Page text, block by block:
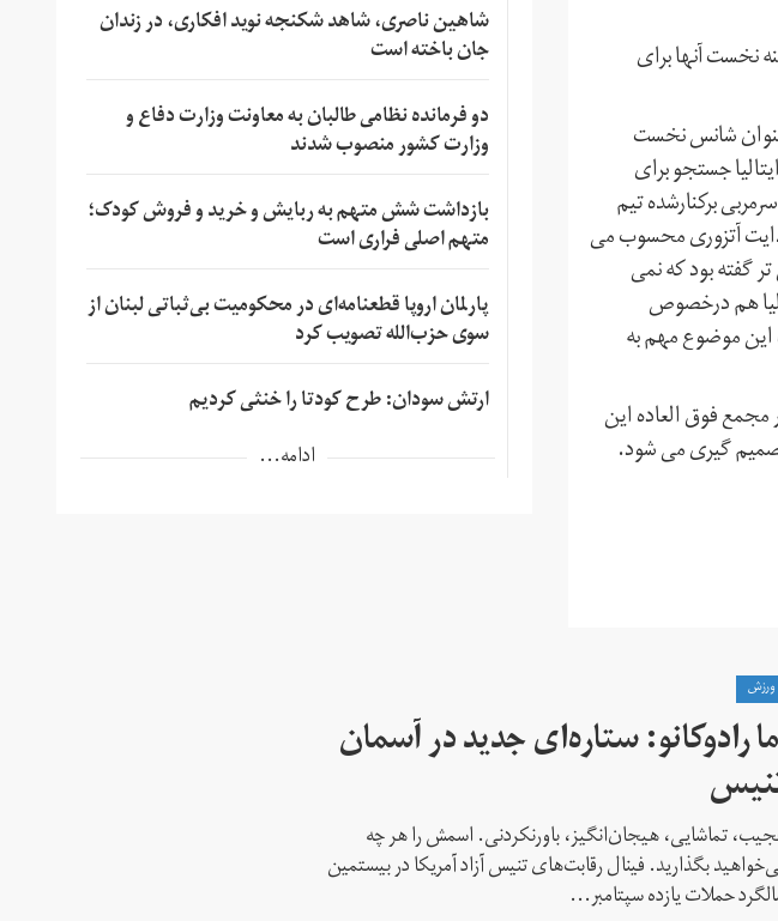
نخست آنها برای
عنوان شانس نخست
جستجو برای
برکنارشده تیم
هدایت آتزوری محسوب می
گفته بود که نمی
هم درخصوص
این موضوع مهم به
مجمع فوق العاده این
تصمیم گیری می شود.
شاهین ناصری، شاهد شکنجه نوید افکاری، در زندان
جان باخته است
دو فرمانده نظامی طالبان به معاونت وزارت دفاع و
وزارت کشور منصوب شدند
بازداشت شش متهم به ربایش و خرید و فروش کودک؛
متهم اصلی فراری است
پارلمان اروپا قطعنامه‌ای در محکومیت بی‌ثباتی لبنان از
سوی حزب‌الله تصویب کرد
ارتش سودان: طرح کودتا را خنثی کردیم
ادامه...
ورزش
رادوکانو: ستاره‌ای جدید در آسمان
تماشایی، هیجان‌انگیز، باورنکردنی. اسمش را هر چه
بگذارید. فینال رقابت‌های تنیس آزاد آمریکا در بیستمین
حملات یازده سپتامبر...